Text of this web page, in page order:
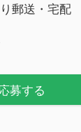
郵送・宅配
募する